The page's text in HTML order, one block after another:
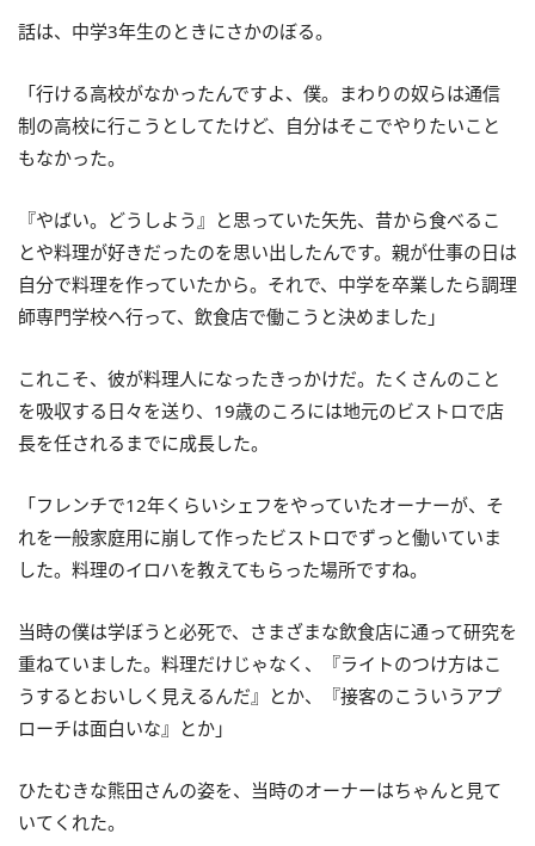
話は、中学3年生のときにさかのぼる。
「行ける高校がなかったんですよ、僕。まわりの奴らは通信
制の高校に行こうとしてたけど、自分はそこでやりたいこと
もなかった。
『やばい。どうしよう』と思っていた矢先、昔から食べるこ
とや料理が好きだったのを思い出したんです。親が仕事の日は
自分で料理を作っていたから。それで、中学を卒業したら調理
師専門学校へ行って、飲食店で働こうと決めました」
これこそ、彼が料理人になったきっかけだ。たくさんのこと
を吸収する日々を送り、19歳のころには地元のビストロで店
長を任されるまでに成長した。
「フレンチで12年くらいシェフをやっていたオーナーが、そ
れを一般家庭用に崩して作ったビストロでずっと働いていま
した。料理のイロハを教えてもらった場所ですね。
当時の僕は学ぼうと必死で、さまざまな飲食店に通って研究を
重ねていました。料理だけじゃなく、『ライトのつけ方はこ
うするとおいしく見えるんだ』とか、『接客のこういうアプ
ローチは面白いな』とか」
ひたむきな熊田さんの姿を、当時のオーナーはちゃんと見て
いてくれた。